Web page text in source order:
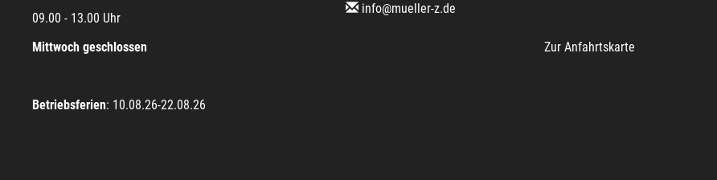
09.00 - 13.00 Uhr
Mittwoch geschlossen
Betriebsferien: 10.08.26-22.08.26
info@mueller-z.de
Zur Anfahrtskarte